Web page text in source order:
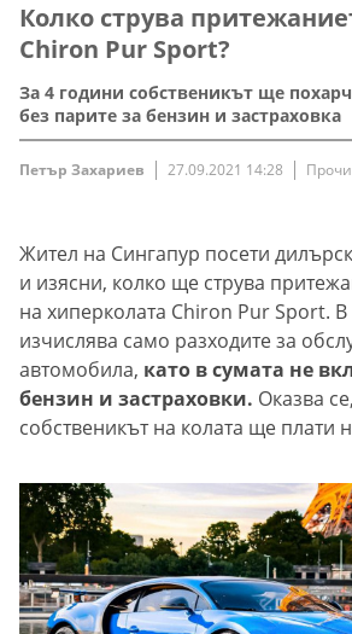
Колко струва
Chiron Pur Sport?
За 4 години собственикът ще
без парите за бензин и застраховка
Петър Захариев 27.09.2021 14:28
Жител на Сингапур посети
и изясни, колко ще струва
на хиперколата Chiron Pur Sport. В
изчислява само разходите за
автомобила, като в сумата не
бензин и застраховки. Оказва
собственикът на колата ще плати